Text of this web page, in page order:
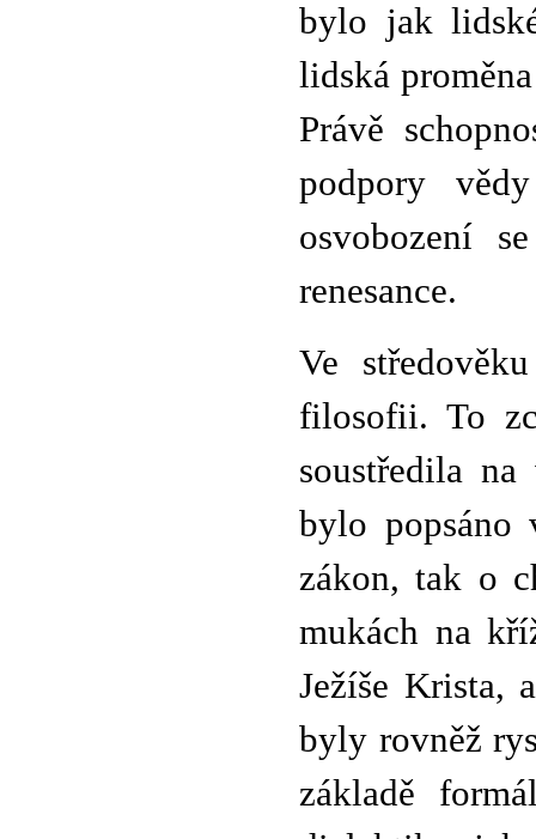
bylo jak
lidská
Právě
podpory
osvobození
renesance.
Ve
filosofii. To
soustředila
bylo popsáno
zákon, tak o
mukách na
Ježíše Krista,
byly rovněž
základě